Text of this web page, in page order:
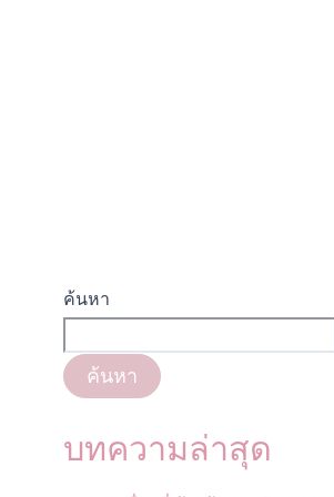
ค้นหา
ค้นหา
บทความล่าสุด